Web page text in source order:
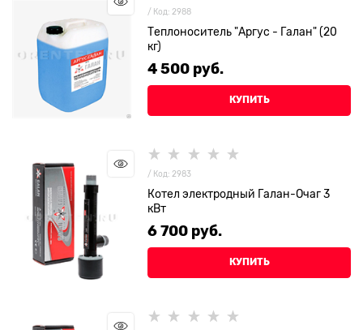
/ Код: 2988
Теплоноситель "Аргус - Галан" (20
кг)
4 500 руб.
КУПИТЬ
/ Код: 2983
Котел электродный Галан-Очаг 3
кВт
6 700 руб.
КУПИТЬ